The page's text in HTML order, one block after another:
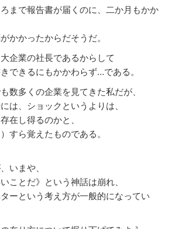
まで報告書が届くのに、二か月もかか
かかったからだそうだ。
企業の社長であるからして
できるにもかかわらず…である。
数多くの企業を見てきた私だが、
は、ショックというよりは、
在し得るのかと、
すら覚えたものである。
いまや、
ことだ》という神話は崩れ、
ーという考え方が一般的になってい